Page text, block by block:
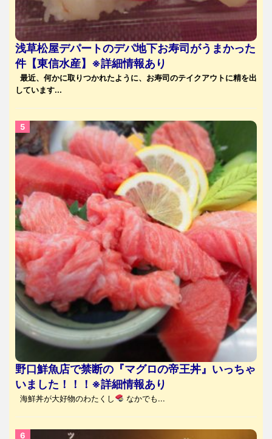
浅草松屋デパートのデパ地下お寿司がうまかった
件【東信水産】※詳細情報あり
最近、何かに取りつかれたように、お寿司のテイクアウトに精を出
しています...
野口鮮魚店で禁断の『マグロの帝王丼』いっちゃ
いました！！！※詳細情報あり
海鮮丼が大好物のわたくし なかでも...